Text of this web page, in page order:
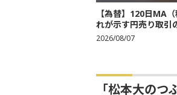
【為替】120日MA
れが示す円売り取引
2026/08/07
「松本大の